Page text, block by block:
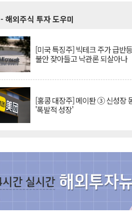
- 해외주식 투자 도우미
[미국 특징주] 빅테크 주가 급반
불안 잦아들고 낙관론 되살아나
[홍콩 대장주] 메이퇀 ③ 신성장
'폭발적 성장'